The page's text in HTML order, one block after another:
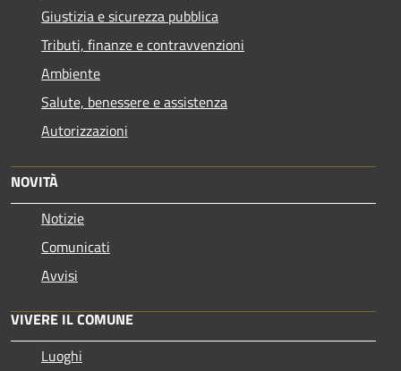
Giustizia e sicurezza pubblica
Tributi, finanze e contravvenzioni
Ambiente
Salute, benessere e assistenza
Autorizzazioni
NOVITÀ
Notizie
Comunicati
Avvisi
VIVERE IL COMUNE
Luoghi